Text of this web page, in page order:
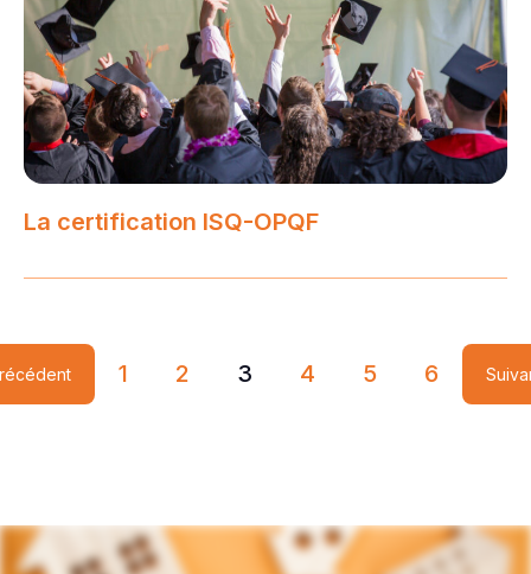
La certification ISQ-OPQF
1 2 3 4 5 6